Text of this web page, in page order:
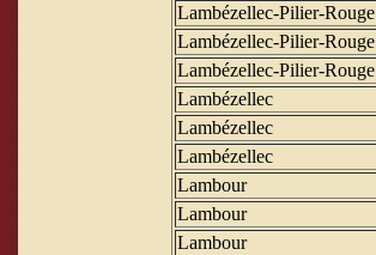
Lambézellec-Pilier-Rouge
Lambézellec-Pilier-Rouge
Lambézellec-Pilier-Rouge
Lambézellec
Lambézellec
Lambézellec
Lambour
Lambour
Lambour